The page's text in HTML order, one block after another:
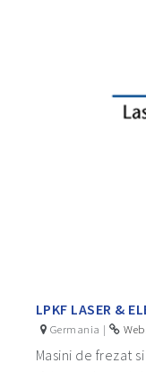
LPKF LASER &
Germania |
Masini de frezat